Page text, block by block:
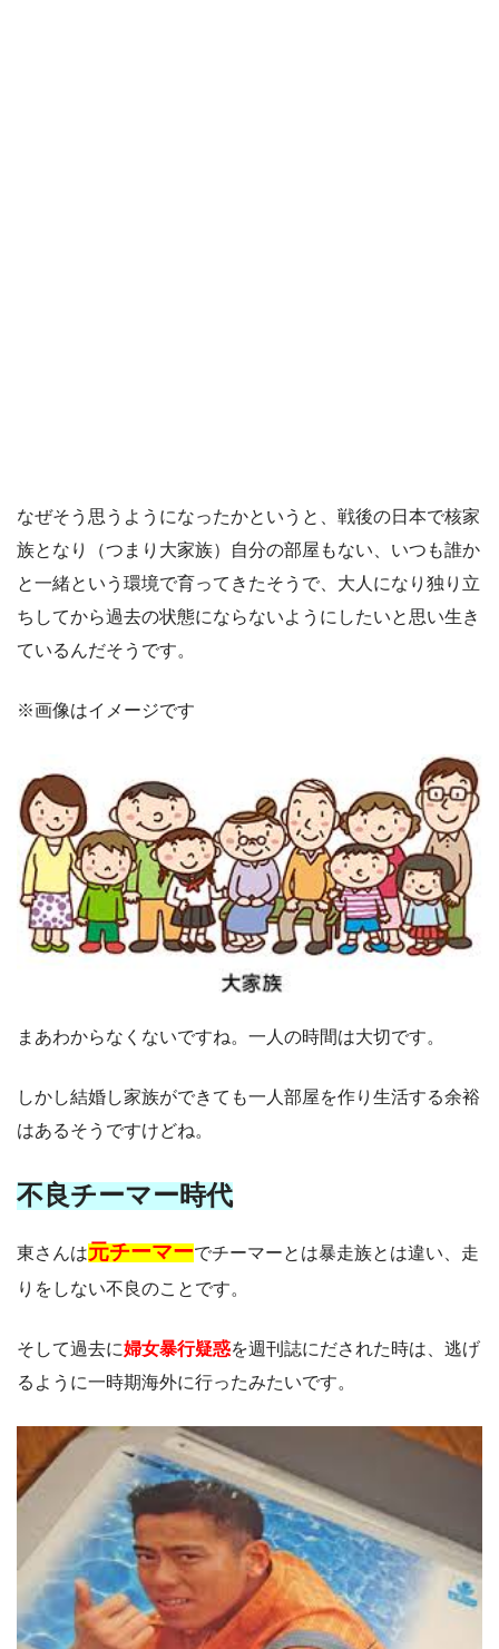
なぜそう思うようになったかというと、戦後の日本で核家
族となり（つまり大家族）自分の部屋もない、いつも誰か
と一緒という環境で育ってきたそうで、大人になり独り立
ちしてから過去の状態にならないようにしたいと思い生き
ているんだそうです。
※画像はイメージです
まあわからなくないですね。一人の時間は大切です。
しかし結婚し家族ができても一人部屋を作り生活する余裕
はあるそうですけどね。
不良チーマー時代
東さんは元チーマーでチーマーとは暴走族とは違い、走
りをしない不良のことです。
そして過去に婦女暴行疑惑を週刊誌にだされた時は、逃げ
るように一時期海外に行ったみたいです。